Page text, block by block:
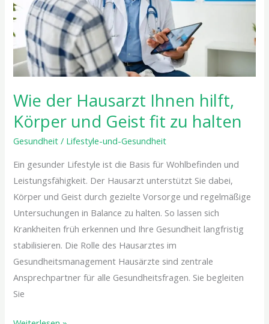
Wie der Hausarzt Ihnen hilft,
Körper und Geist fit zu halten
Gesundheit / Lifestyle-und-Gesundheit
Ein gesunder Lifestyle ist die Basis für Wohlbefinden und
Leistungsfähigkeit. Der Hausarzt unterstützt Sie dabei,
Körper und Geist durch gezielte Vorsorge und regelmäßige
Untersuchungen in Balance zu halten. So lassen sich
Krankheiten früh erkennen und Ihre Gesundheit langfristig
stabilisieren. Die Rolle des Hausarztes im
Gesundheitsmanagement Hausärzte sind zentrale
Ansprechpartner für alle Gesundheitsfragen. Sie begleiten
Sie
und
Geist
fit
zu
halten